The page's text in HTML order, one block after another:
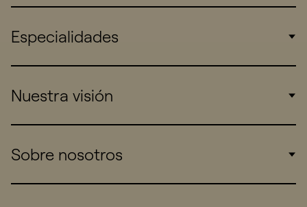
Especialidades
Consumers
Startups
Nuestra visión
Work
Sobre nosotros